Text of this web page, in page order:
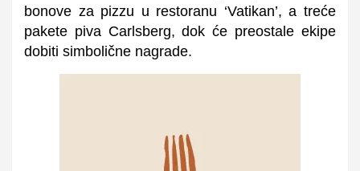
bonove za pizzu u restoranu ‘Vatikan’, a treće
pakete piva Carlsberg, dok će preostale ekipe
dobiti simbolične nagrade.